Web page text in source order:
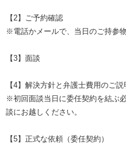
【2】ご予約確認
※電話かメールで、当日のご持参
【3】面談
【4】解決方針と弁護士費用のご説
※初回面談当日に委任契約を結ぶ
談にお越しください。
【5】正式な依頼（委任契約）